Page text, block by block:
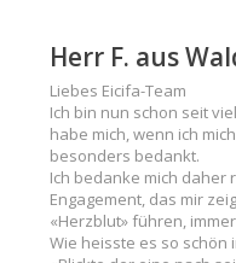
Herr F. aus
Liebes Eicifa-Team
Ich bin nun schon seit
habe mich, wenn ich
besonders bedankt.
Ich bedanke mich daher
Engagement, das mir
«Herzblut» führen,
Wie heisste es so schön